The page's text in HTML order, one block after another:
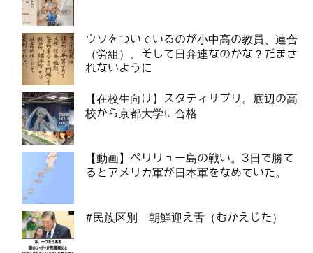
ウソをついているのが小中高の教員、連合
（労組）、そして日弁連なのかな？だまさ
れないように
【在校生向け】スタディサプリ。底辺の高
校から京都大学に合格
【動画】ペリリュー島の戦い。3日で勝て
るとアメリカ軍が日本軍をなめていた。
#民族区別 朝鮮迎え舌（むかえじた）